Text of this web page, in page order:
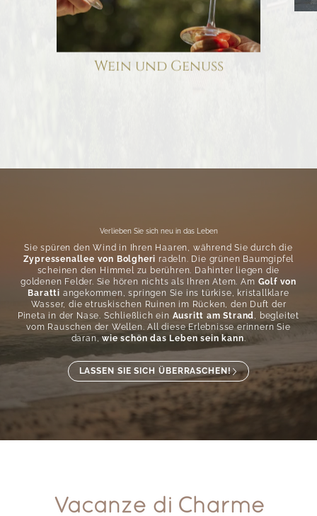
Wein und Genuss
Verlieben Sie sich neu in das Leben
Sie spüren den Wind in Ihren Haaren, während Sie durch die
Zypressenallee von Bolgheri radeln. Die grünen Baumgipfel
scheinen den Himmel zu berühren. Dahinter liegen die
goldenen Felder. Sie hören nichts als Ihren Atem. Am Golf von
Baratti angekommen, springen Sie ins türkise, kristallklare
Wasser, die etruskischen Ruinen im Rücken, den Duft der
Pineta in der Nase. Schließlich ein Ausritt am Strand, begleitet
vom Rauschen der Wellen. All diese Erlebnisse erinnern Sie
daran,wie schön das Leben sein kann.
LASSEN SIE SICH ÜBERRASCHEN!